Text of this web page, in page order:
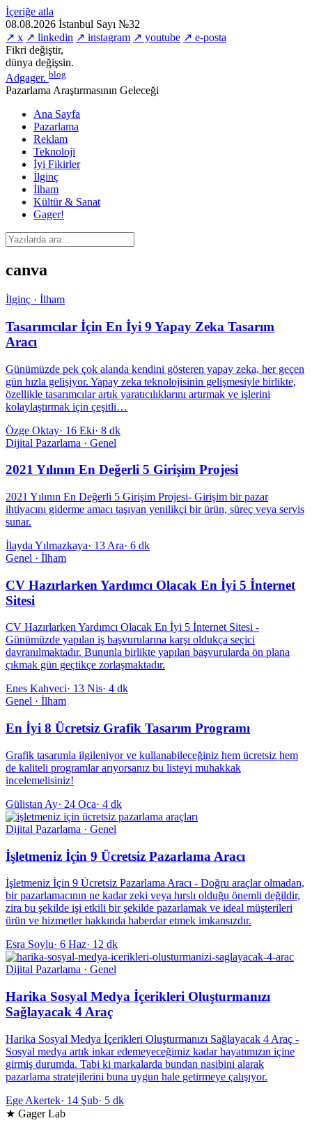
İçeriğe atla
08.08.2026 İstanbul Sayı №32
↗ x ↗ linkedin ↗ instagram ↗ youtube ↗ e-posta
Fikri değiştir,
dünya değişsin.
Adgager. blog
Pazarlama Araştırmasının Geleceği
Ana Sayfa
Pazarlama
Reklam
Teknoloji
İyi Fikirler
İlginç
İlham
Kültür & Sanat
Gager!
canva
İlginç · İlham
Tasarımcılar İçin En İyi 9 Yapay Zeka Tasarım
Aracı
Günümüzde pek çok alanda kendini gösteren yapay zeka, her geçen
gün hızla gelişiyor. Yapay zeka teknolojisinin gelişmesiyle birlikte,
özellikle tasarımcılar artık yaratıcılıklarını artırmak ve işlerini
kolaylaştırmak için çeşitli…
Özge Oktay· 16 Eki· 8 dk
Dijital Pazarlama · Genel
2021 Yılının En Değerli 5 Girişim Projesi
2021 Yılının En Değerli 5 Girişim Projesi- Girişim bir pazar
ihtiyacını giderme amacı taşıyan yenilikçi bir ürün, süreç veya servis
sunar.
İlayda Yılmazkaya· 13 Ara· 6 dk
Genel · İlham
CV Hazırlarken Yardımcı Olacak En İyi 5 İnternet
Sitesi
CV Hazırlarken Yardımcı Olacak En İyi 5 İnternet Sitesi -
Günümüzde yapılan iş başvurularına karşı oldukça seçici
davranılmaktadır. Bununla birlikte yapılan başvurularda ön plana
çıkmak gün geçtikçe zorlaşmaktadır.
Enes Kahveci· 13 Nis· 4 dk
Genel · İlham
En İyi 8 Ücretsiz Grafik Tasarım Programı
Grafik tasarımla ilgileniyor ve kullanabileceğiniz hem ücretsiz hem
de kaliteli programlar arıyorsanız bu listeyi muhakkak
incelemelisiniz!
Gülistan Ay· 24 Oca· 4 dk
Dijital Pazarlama · Genel
İşletmeniz İçin 9 Ücretsiz Pazarlama Aracı
İşletmeniz İçin 9 Ücretsiz Pazarlama Aracı - Doğru araçlar olmadan,
bir pazarlamacının ne kadar zeki veya hırslı olduğu önemli değildir,
zira bu şekilde işi etkili bir şekilde pazarlamak ve ideal müşterileri
ürün ve hizmetler hakkında haberdar etmek imkansızdır.
Esra Soylu· 6 Haz· 12 dk
Dijital Pazarlama · Genel
Harika Sosyal Medya İçerikleri Oluşturmanızı
Sağlayacak 4 Araç
Harika Sosyal Medya İçerikleri Oluşturmanızı Sağlayacak 4 Araç -
Sosyal medya artık inkar edemeyeceğimiz kadar hayatımızın içine
girmiş durumda. Tabi ki markalarda bundan nasibini alarak
pazarlama stratejilerini buna uygun hale getirmeye çalışıyor.
Ege Akertek· 14 Şub· 5 dk
★ Gager Lab